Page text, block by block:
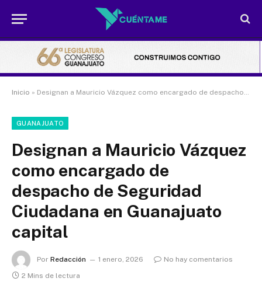
Inicio » Designan a Mauricio Vázquez como encargado de despacho de Seguridad Ciudadana en Guanajuato capital
GUANAJUATO
Designan a Mauricio Vázquez
como encargado de
despacho de Seguridad
Ciudadana en Guanajuato
capital
Por Redacción 1 enero, 2026
No hay comentarios
2 Mins de lectura